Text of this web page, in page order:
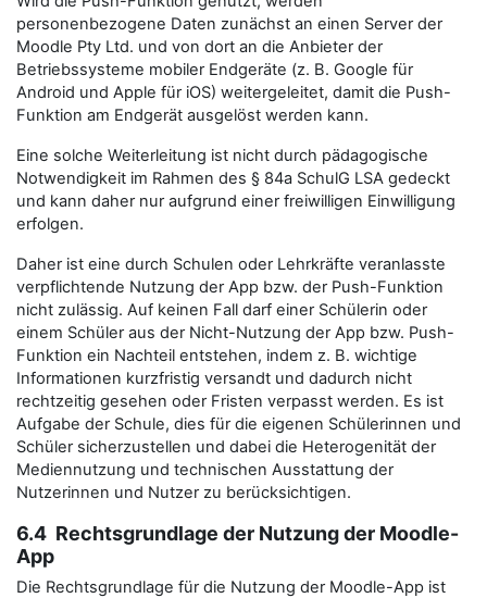
personenbezogene Daten zunächst an einen Server der
Moodle Pty Ltd. und von dort an die Anbieter der
Betriebssysteme mobiler Endgeräte (z. B. Google für
Android und Apple für iOS) weitergeleitet, damit die Push-
Funktion am Endgerät ausgelöst werden kann.
Eine solche Weiterleitung ist nicht durch pädagogische
Notwendigkeit im Rahmen des § 84a SchulG LSA gedeckt
und kann daher nur aufgrund einer freiwilligen Einwilligung
erfolgen.
Daher ist eine durch Schulen oder Lehrkräfte veranlasste
verpflichtende Nutzung der App bzw. der Push-Funktion
nicht zulässig. Auf keinen Fall darf einer Schülerin oder
einem Schüler aus der Nicht-Nutzung der App bzw. Push-
Funktion ein Nachteil entstehen, indem z. B. wichtige
Informationen kurzfristig versandt und dadurch nicht
rechtzeitig gesehen oder Fristen verpasst werden. Es ist
Aufgabe der Schule, dies für die eigenen Schülerinnen und
Schüler sicherzustellen und dabei die Heterogenität der
Mediennutzung und technischen Ausstattung der
Nutzerinnen und Nutzer zu berücksichtigen.
6.4 Rechtsgrundlage der Nutzung der Moodle-
App
Die Rechtsgrundlage für die Nutzung der Moodle-App ist